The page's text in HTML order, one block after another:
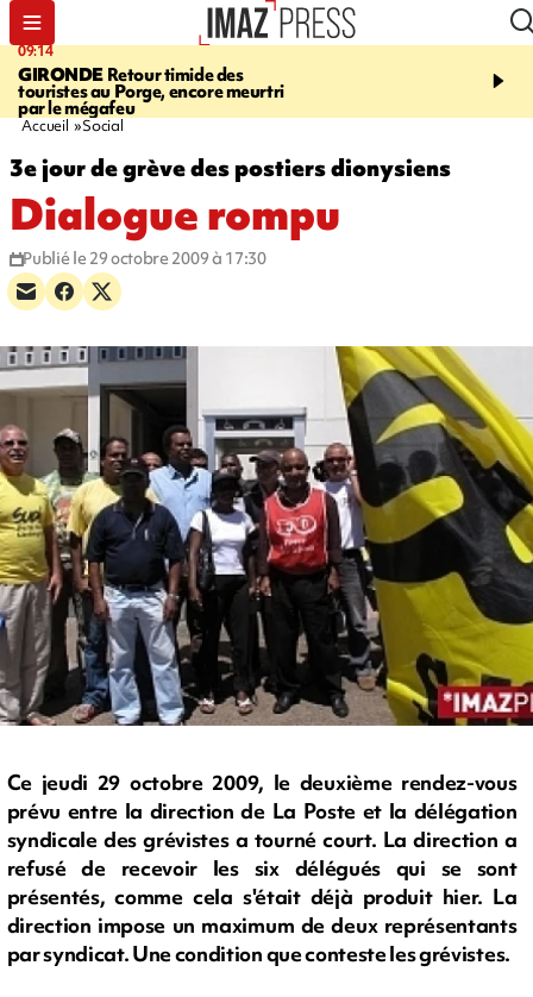
09:14
GIRONDE Retour timide des
touristes au Porge, encore meurtri
par le mégafeu
13:09
Des
font cinq morts en
Accueil Social
3e jour de grève des postiers dionysiens
Dialogue rompu
Publié le 29 octobre 2009 à 17:30
Ce jeudi 29 octobre 2009, le deuxième rendez-vous
prévu entre la direction de La Poste et la délégation
syndicale des grévistes a tourné court. La direction a
refusé de recevoir les six délégués qui se sont
présentés, comme cela s'était déjà produit hier. La
direction impose un maximum de deux représentants
par syndicat. Une condition que conteste les grévistes.